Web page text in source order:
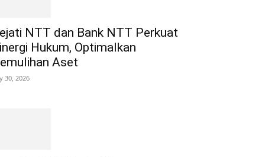
NTT dan Bank NTT Perkuat
Hukum, Optimalkan
Aset
30, 2026